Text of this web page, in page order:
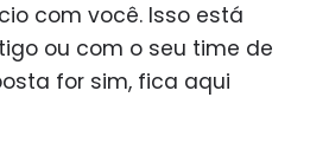
com você. Isso está
ou com o seu time de
for sim, fica aqui